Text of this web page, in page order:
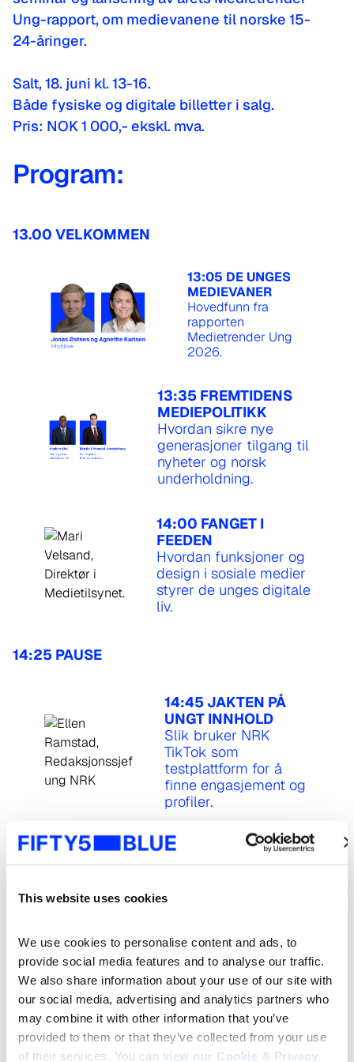
This website uses cookies
We use cookies to personalise content and ads, to
provide social media features and to analyse our traffic.
We also share information about your use of our site with
our social media, advertising and analytics partners who
may combine it with other information that you’ve
provided to them or that they’ve collected from your use
of their services. You can view our Cookie & Privacy
Ung-rapport, om medievanene til norske 15-
24-åringer.
Salt, 18. juni kl. 13-16.
Både fysiske og digitale billetter i salg.
Pris: NOK 1 000,- ekskl. mva.
Program:
13.00 VELKOMMEN
13:05 DE UNGES
MEDIEVANER
Hovedfunn fra
rapporten
Medietrender Ung
2026.
13:35 FREMTIDENS
MEDIEPOLITIKK
Hvordan sikre nye
generasjoner tilgang til
nyheter og norsk
underholdning.
14:00 FANGET I
FEEDEN
Hvordan funksjoner og
design i sosiale medier
styrer de unges digitale
liv.
14:25 PAUSE
14:45 JAKTEN PÅ
UNGT INNHOLD
Slik bruker NRK
TikTok som
testplattform for å
finne engasjement og
profiler.
15:10
HVORDAN
Hva skjer når
du kutter ut
reklame og lar
de ansatte
fortelle
historien